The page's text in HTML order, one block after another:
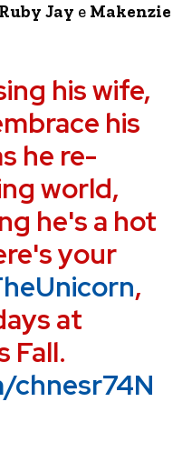
Jay e Makenzie
his wife,
his
he re-
world,
he's a hot
your
,
at
Fall.
chnesr74N